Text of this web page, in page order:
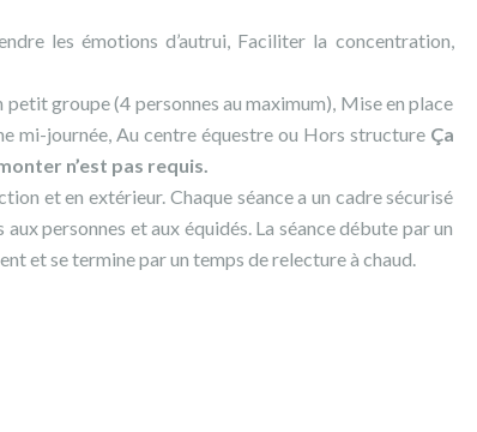
les émotions d’autrui, Faciliter la concentration,
groupe (4 personnes au maximum), Mise en place
mi-journée, Au centre équestre ou Hors structure Ça
n’est pas requis.
et en extérieur. Chaque séance a un cadre sécurisé
personnes et aux équidés. La séance débute par un
et se termine par un temps de relecture à chaud.